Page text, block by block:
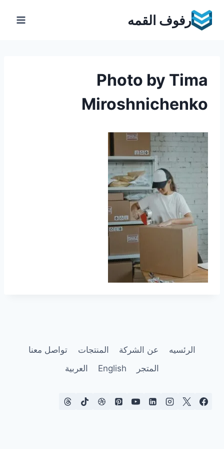
content
رفوف القمه
Photo by Tima
Miroshnichenko
الرئسيه عن الشركة المنتجات
تواصل معنا
المتجر
English العربية